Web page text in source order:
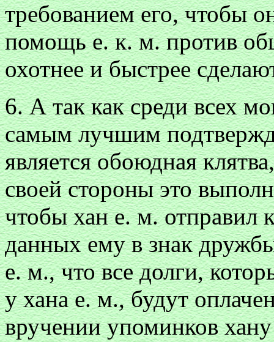
требованием его, чтобы
помощь е. к. м. против
охотнее и быстрее
6. А так как среди всех
самым лучшим
является обоюдная
своей стороны это
чтобы хан е. м. отправил
данных ему в знак
е. м., что все долги,
у хана е. м., будут
вручении упоминков